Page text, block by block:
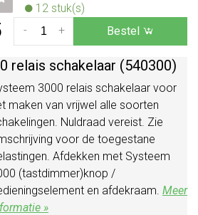
12 stuk(s)
+
- Bestel
relais schakelaar (540300)
3000 relais schakelaar voor
maken van vrijwel alle soorten
Nuldraad vereist. Zie
voor de toegestane
Afdekken met Systeem
(tastdimmer)knop /
en afdekraam. Meer
»